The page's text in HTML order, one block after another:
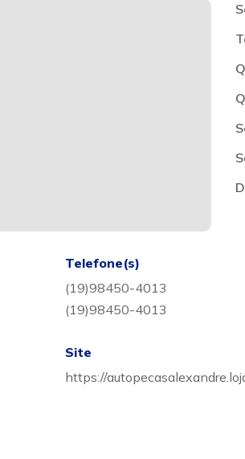
Telefone(s)
(19)98450-4013
(19)98450-4013
Site
https://